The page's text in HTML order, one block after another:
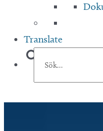
Translate